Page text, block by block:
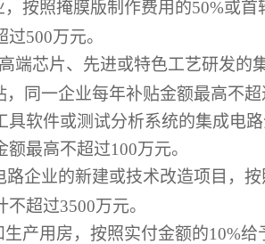
按照掩膜版制作费用的50%或首
500万元。
端芯片、先进或特色工艺研发的
同一企业每年补贴金额最高不超
软件或测试分析系统的集成电
最高不超过100万元。
企业的新建或技术改造项目，
超过3500万元。
产用房，按照实付金额的10%给